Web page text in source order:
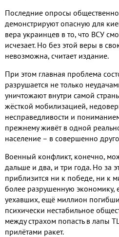
Последние опросы
демонстрируют опасную для
вера украинцев в то, что ВСУ
исчезает. Но без этой веры в
невозможна, считает издание.
При этом главная проблема
разрушается не только
уничтожают внутри самой
жёсткой мобилизацией,
несправедливости и
прежнему живёт в одной
население – в совершенно
Военный конфликт, конечно,
дальше и два, и три года. Но за
приблизится ни к победе, ни к
более разрушенную экономику,
уехавших, ещё миллион
психически нестабильное
между страхом попасть в лапы
прилётами ракет.